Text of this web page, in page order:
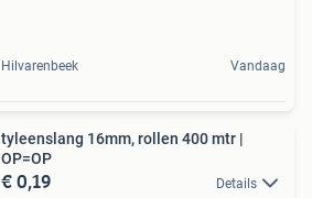
Hilvarenbeek Vandaag
tyleenslang 16mm, rollen 400 mtr |
OP=OP
€ 0,19 Details